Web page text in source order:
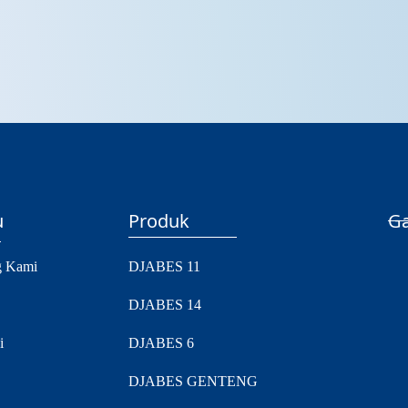
Kami
Produk
DJABES 11
DJABES 14
DJABES 6
DJABES GENTENG